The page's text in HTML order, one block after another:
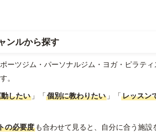
ンルから探す
ーツジム・パーソナルジム・ヨガ・ピラテ
。
したい 」「個別に教わりたい 」「レッスン
の必要度 も合わせて見ると、自分に合う施設